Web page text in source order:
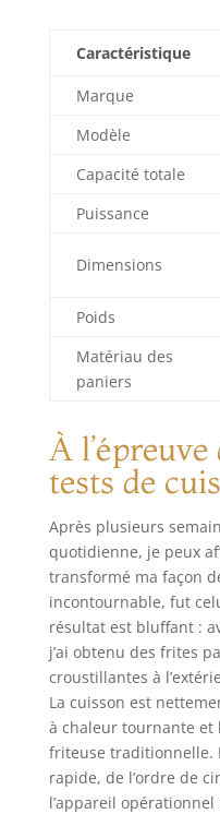
Caractéristique
Marque
Modèle
Capacité totale
Puissance
Dimensions
Poids
Matériau des
paniers
À
tests de
Après plusieurs
quotidienne, je peux
transformé ma façon
incontournable, fut
résultat est bluffant :
j’ai obtenu des frites
croustillantes à
La cuisson est
à chaleur tournante et
friteuse traditionnelle.
rapide, de l’ordre de
l’appareil